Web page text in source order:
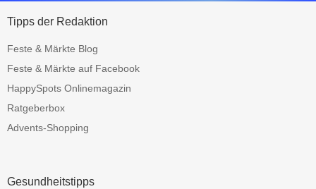
Tipps der Redaktion
Feste & Märkte Blog
Feste & Märkte auf Facebook
HappySpots Onlinemagazin
Ratgeberbox
Advents-Shopping
Gesundheitstipps